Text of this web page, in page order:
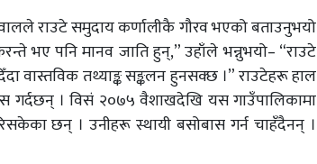
राउटे समुदाय कर्णालीकै गौरव भएको बताउनुभयो
भए पनि मानव जाति हुन्,” उहाँले भन्नुभयो– “राउटे
वास्तविक तथ्याङ्क सङ्कलन हुनसक्छ ।” राउटेहरू हाल
गर्दछन् । विसं २०७५ वैशाखदेखि यस गाउँपालिकामा
छन् । उनीहरू स्थायी बसोबास गर्न चाहँदैनन् ।